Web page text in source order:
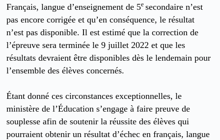
Français, langue d’enseignement de 5e secondaire n’est
pas encore corrigée et qu’en conséquence, le résultat
n’est pas disponible. Il est estimé que la correction de
l’épreuve sera terminée le 9 juillet 2022 et que les
résultats devraient être disponibles dès le lendemain pour
l’ensemble des élèves concernés.
Étant donné ces circonstances exceptionnelles, le
ministère de l’Éducation s’engage à faire preuve de
souplesse afin de soutenir la réussite des élèves qui
pourraient obtenir un résultat d’échec en français, langue